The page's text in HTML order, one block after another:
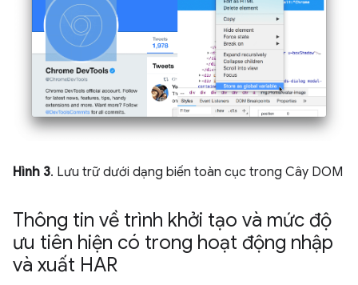
Hình 3. Lưu trữ dưới dạng biến toàn cục trong Cây DOM
Thông tin về trình khởi tạo và mức độ
ưu tiên hiện có trong hoạt động nhập
và xuất HAR